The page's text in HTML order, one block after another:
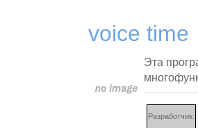
voice time
Эта
Разработчик: